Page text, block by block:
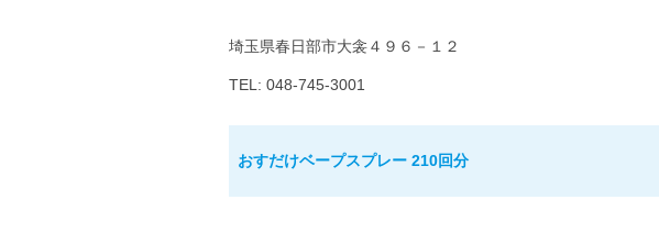
埼玉県春日部市大衾４９６－１２
TEL: 048-745-3001
おすだけベープスプレー 210回分